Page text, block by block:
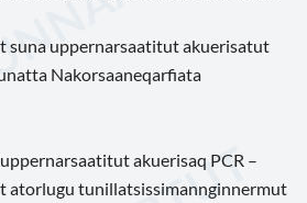
suna uppernarsaatitut akuerisatut
Nakorsaaneqarfiata
akuerisaq PCR –
atorlugu tunillatsissimannginnermut